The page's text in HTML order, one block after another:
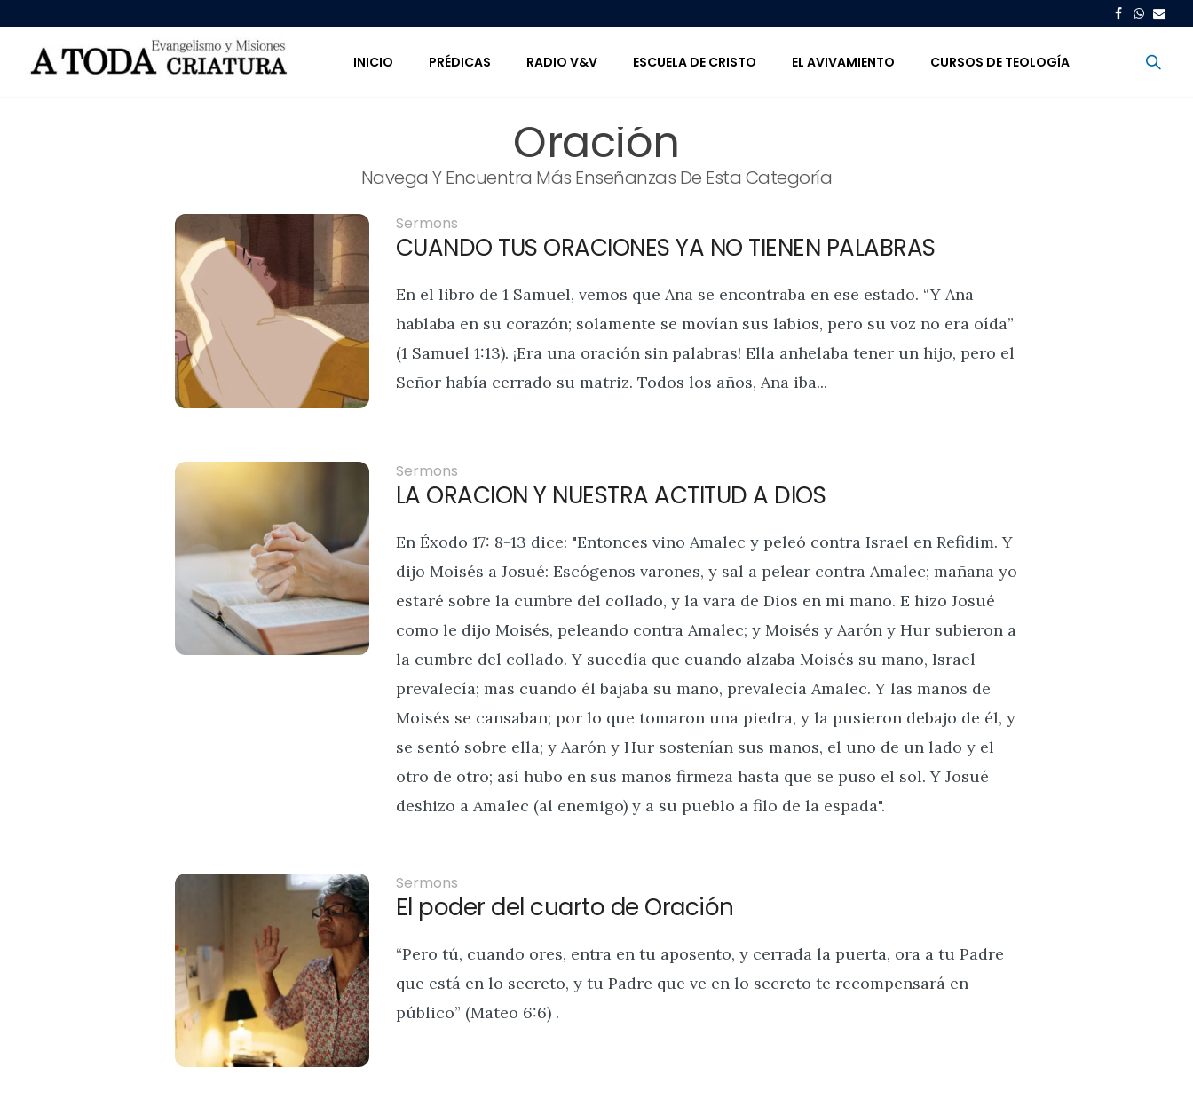
INICIO PRÉDICAS RADIO V&V ESCUELA DE CRISTO EL AVIVAMIENTO CURSOS DE TEOLOGÍA
Oración
Navega Y Encuentra Más Enseñanzas De Esta Categoría
Sermons
CUANDO TUS ORACIONES YA NO TIENEN PALABRAS
En el libro de 1 Samuel, vemos que Ana se encontraba en ese estado. “Y Ana
hablaba en su corazón; solamente se movían sus labios, pero su voz no era oída”
(1 Samuel 1:13). ¡Era una oración sin palabras! Ella anhelaba tener un hijo, pero el
Señor había cerrado su matriz. Todos los años, Ana iba...
Sermons
LA ORACION Y NUESTRA ACTITUD A DIOS
En Éxodo 17: 8-13 dice: "Entonces vino Amalec y peleó contra Israel en Refidim. Y
dijo Moisés a Josué: Escógenos varones, y sal a pelear contra Amalec; mañana yo
estaré sobre la cumbre del collado, y la vara de Dios en mi mano. E hizo Josué
como le dijo Moisés, peleando contra Amalec; y Moisés y Aarón y Hur subieron a
la cumbre del collado. Y sucedía que cuando alzaba Moisés su mano, Israel
prevalecía; mas cuando él bajaba su mano, prevalecía Amalec. Y las manos de
Moisés se cansaban; por lo que tomaron una piedra, y la pusieron debajo de él, y
se sentó sobre ella; y Aarón y Hur sostenían sus manos, el uno de un lado y el
otro de otro; así hubo en sus manos firmeza hasta que se puso el sol. Y Josué
deshizo a Amalec (al enemigo) y a su pueblo a filo de la espada".
Sermons
El poder del cuarto de Oración
“Pero tú, cuando ores, entra en tu aposento, y cerrada la puerta, ora a tu Padre
que está en lo secreto, y tu Padre que ve en lo secreto te recompensará en
público” (Mateo 6:6) .